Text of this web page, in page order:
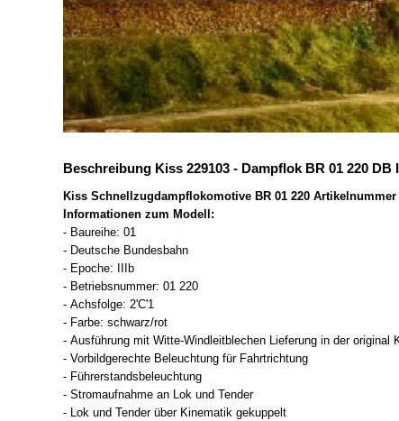
Beschreibung Kiss 229103 - Dampflok BR 01 220
Kiss Schnellzugdampflokomotive BR 01 220 Artikelnummer
Informationen zum Modell:
- Baureihe: 01
- Deutsche Bundesbahn
- Epoche: IIIb
- Betriebsnummer: 01 220
- Achsfolge: 2'C'1
- Farbe: schwarz/rot
- Ausführung mit Witte-Windleitblechen Lieferung in der original
- Vorbildgerechte Beleuchtung für Fahrtrichtung
- Führerstandsbeleuchtung
- Stromaufnahme an Lok und Tender
- Lok und Tender über Kinematik gekuppelt